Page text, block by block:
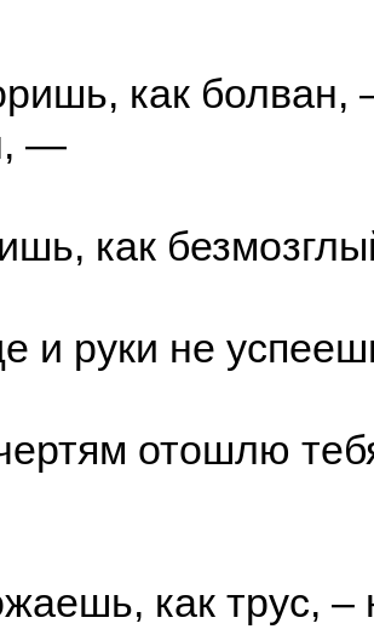
как болван,
—
как
и руки не
отошлю
как трус, –